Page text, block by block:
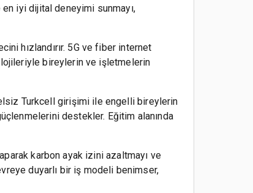
iyi dijital deneyimi sunmayı,
hızlandırır. 5G ve fiber internet
bireylerin ve işletmelerin
Turkcell girişimi ile engelli bireylerin
destekler. Eğitim alanında
karbon ayak izini azaltmayı ve
duyarlı bir iş modeli benimser,